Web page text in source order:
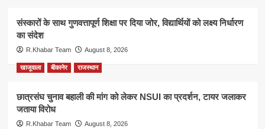
संस्कारों के साथ गुणवत्तापूर्ण शिक्षा पर दिया जोर, विद्यार्थियों को लक्ष्य निर्धारण
का संदेश
R.Khabar Team August 8, 2026
खाजूवाला बीकानेर राजस्थान
छात्रसंघ चुनाव बहाली की मांग को लेकर NSUI का प्रदर्शन, टायर जलाकर
जताया विरोध
R.Khabar Team August 8, 2026